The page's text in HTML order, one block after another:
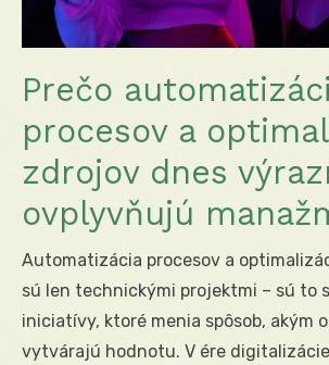
Prečo
procesov a
zdrojov dnes
ovplyvňujú
Automatizácia procesov a
sú len technickými projektmi – sú to
iniciatívy, ktoré menia spôsob, akým
vytvárajú hodnotu. V ére